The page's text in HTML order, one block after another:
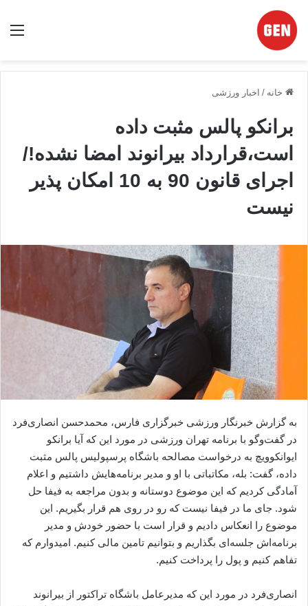
خانه / اخبار ورزشی
برانکو پالس مثبت داده
است،قرارداد بیرانوند امضا نشده!/
اجرای قانون 90 به 10 امکان پذیر
نیست
به گزارش خبرنگار ورزشی خبرگزاری فارس، محمدحسن انصاری‌فرد
در گفت‌وگو با برنامه تهران ورزشی در مورد این که آیا برانکو
ایوانکوویچ به درخواست مصالحه باشگاه پرسپولیس پالس مثبت
داده، گفت: بله، مکاتباتی با او و مدیر برنامه‌هایش داشتیم و اعلام
آمادگی کردیم که این موضوع دوستانه و بدون مراجعه به فیفا حل
شود. جای ما در فیفا نیست که رو در روی هم قرار بگیریم. این
موضوع را انعکاس دادیم و قرار است با حضور خودش و مدیر
برنامه‌اش جلسه‌ای بگذاریم و بتوانیم تامین مالی کنیم. امیدوارم که
تفاهم کنیم و پول را پرداخت کنیم.
انصاری‌فرد در مورد این که مدیرعامل باشگاه تراکتور از بیرانوند